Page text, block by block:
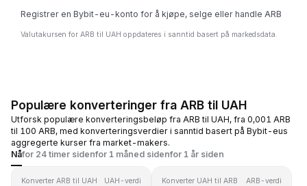
Registrer en Bybit-eu-konto for å kjøpe, selge eller handle ARB
Valutakursen for ARB til UAH oppdateres i sanntid basert på markedsdata.
Populære konverteringer fra ARB til UAH
Utforsk populære konverteringsbeløp fra ARB til UAH, fra 0,001 ARB
til 100 ARB, med konverteringsverdier i sanntid basert på Bybit-eus
aggregerte kurser fra market-makers.
Nåfor 24 timer sidenfor 1 måned sidenfor 1 år siden
Konverter ARB til UAH UAH-verdi Konverter UAH til ARB ARB-verdi